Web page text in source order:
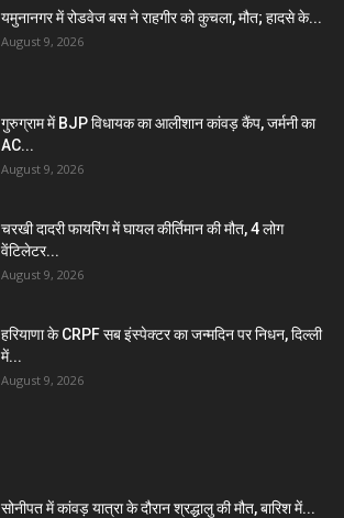
यमुनानगर में रोडवेज बस ने राहगीर को कुचला, मौत; हादसे के...
August 9, 2026
गुरुग्राम में BJP विधायक का आलीशान कांवड़ कैंप, जर्मनी का
AC...
August 9, 2026
चरखी दादरी फायरिंग में घायल कीर्तिमान की मौत, 4 लोग
वेंटिलेटर...
August 9, 2026
हरियाणा के CRPF सब इंस्पेक्टर का जन्मदिन पर निधन, दिल्ली
में...
August 9, 2026
सोनीपत में कांवड़ यात्रा के दौरान श्रद्धालु की मौत, बारिश में...